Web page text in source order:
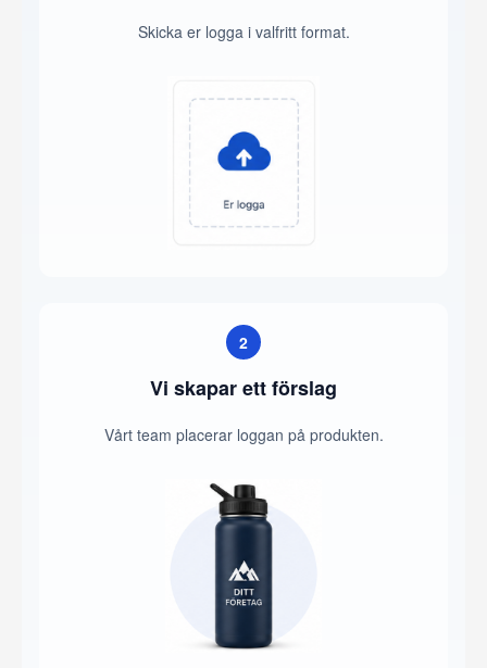
Skicka er logga i valfritt format.
2
Vi skapar ett förslag
Vårt team placerar loggan på produkten.